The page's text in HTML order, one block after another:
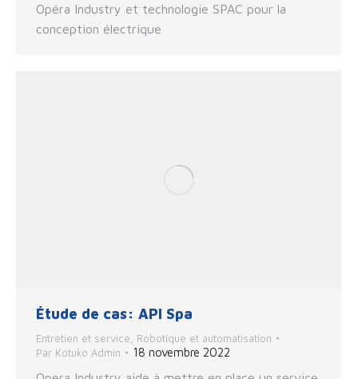
Opéra Industry et technologie SPAC pour la
conception électrique
Étude de cas: API Spa
Entretien et service
Robotique et automatisation
Par Kotuko Admin 18 novembre 2022